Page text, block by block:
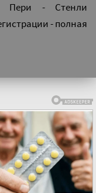
Пери - Стенли
- полная